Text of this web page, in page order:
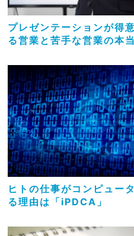
プレゼンテーションが得
る営業と苦手な営業の本
ヒトの仕事がコンピュー
る理由は「iPDCA」